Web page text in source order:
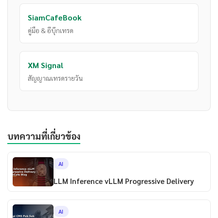
SiamCafeBook
คู่มือ & อีบุ๊กเทรด
XM Signal
สัญญาณเทรดรายวัน
บทความที่เกี่ยวข้อง
AI
LLM Inference vLLM Progressive Delivery
AI